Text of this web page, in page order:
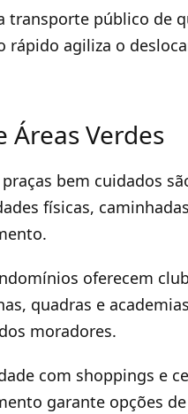
transporte público de
rápido agiliza o
Áreas Verdes
praças bem cuidados
físicas,
oferecem
quadras e
moradores.
com shoppings e
garante opções